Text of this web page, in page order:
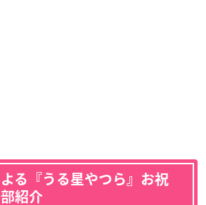
る『うる星やつら』お祝
紹介